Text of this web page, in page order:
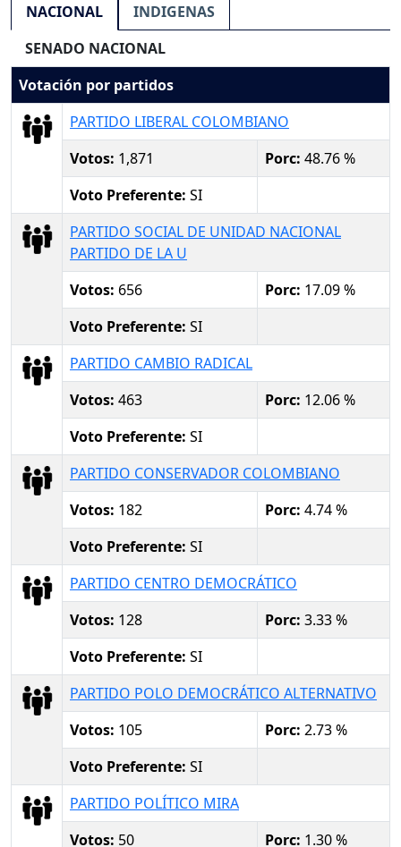
NACIONAL
INDIGENAS
SENADO NACIONAL
Votación por partidos
PARTIDO LIBERAL COLOMBIANO
Votos: 1,871 Porc: 48.76 %
Voto Preferente: SI
PARTIDO SOCIAL DE UNIDAD NACIONAL
PARTIDO DE LA U
Votos: 656 Porc: 17.09 %
Voto Preferente: SI
PARTIDO CAMBIO RADICAL
Votos: 463 Porc: 12.06 %
Voto Preferente: SI
PARTIDO CONSERVADOR COLOMBIANO
Votos: 182 Porc: 4.74 %
Voto Preferente: SI
PARTIDO CENTRO DEMOCRÁTICO
Votos: 128 Porc: 3.33 %
Voto Preferente: SI
PARTIDO POLO DEMOCRÁTICO ALTERNATIVO
Votos: 105 Porc: 2.73 %
Voto Preferente: SI
PARTIDO POLÍTICO MIRA
Votos: 50 Porc: 1.30 %